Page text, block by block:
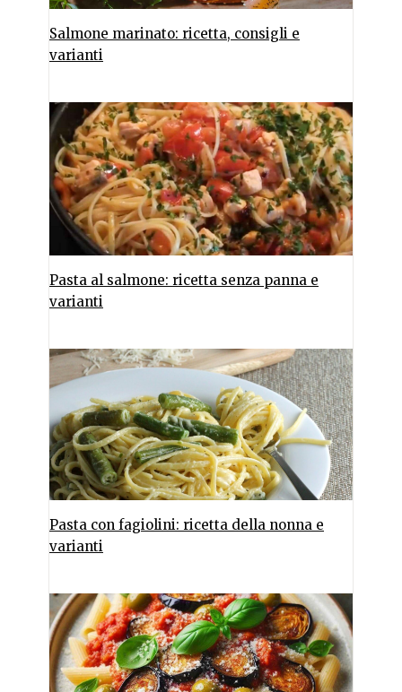
Salmone marinato: ricetta, consigli e
varianti
Pasta al salmone: ricetta senza panna e
varianti
Pasta con fagiolini: ricetta della nonna e
varianti